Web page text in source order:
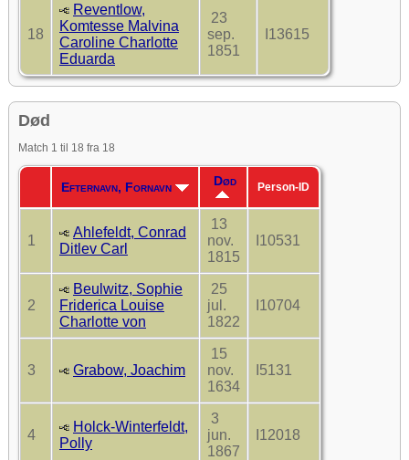
18
Reventlow,
Komtesse Malvina
Caroline Charlotte
Eduarda
23
sep.
1851
I13615
Død
Match 1 til 18 fra 18
Efternavn, Fornavn Død Person-ID
1
Ahlefeldt, Conrad
Ditlev Carl
13
nov.
1815
I10531
2
Beulwitz, Sophie
Friderica Louise
Charlotte von
25
jul.
1822
I10704
3 Grabow, Joachim
15
nov.
1634
I5131
4
Holck-Winterfeldt,
Polly
3
jun.
1867
I12018